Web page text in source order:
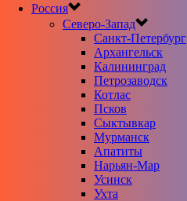
Россия
Северо-Запад
Санкт-Петербург
Архангельск
Калининград
Петрозаводск
Котлас
Псков
Сыктывкар
Мурманск
Апатиты
Нарьян-Мар
Усинск
Ухта